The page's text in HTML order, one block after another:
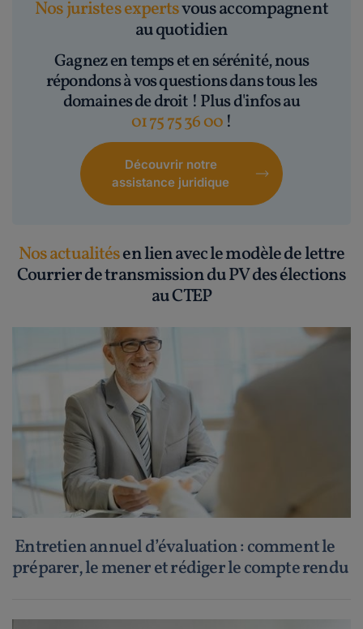
Nos juristes expertsvous accompagnent
au quotidien
Gagnez en temps et en sérénité, nous
répondons à vos questions dans tous les
domaines de droit ! Plus d'infos au
01 75 75 36 00 !
Découvrir notre
assistance juridique
Nos actualitésen lien avec le modèle de lettre
Courrier de transmission du PV des élections
au CTEP
Entretien annuel d’évaluation : comment le
préparer, le mener et rédiger le compte rendu